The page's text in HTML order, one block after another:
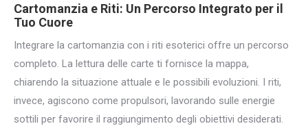
Cartomanzia e Riti: Un Percorso Integrato per il
Tuo Cuore
Integrare la cartomanzia con i riti esoterici offre un percorso
completo. La lettura delle carte ti fornisce la mappa,
chiarendo la situazione attuale e le possibili evoluzioni. I riti,
invece, agiscono come propulsori, lavorando sulle energie
sottili per favorire il raggiungimento degli obiettivi desiderati.